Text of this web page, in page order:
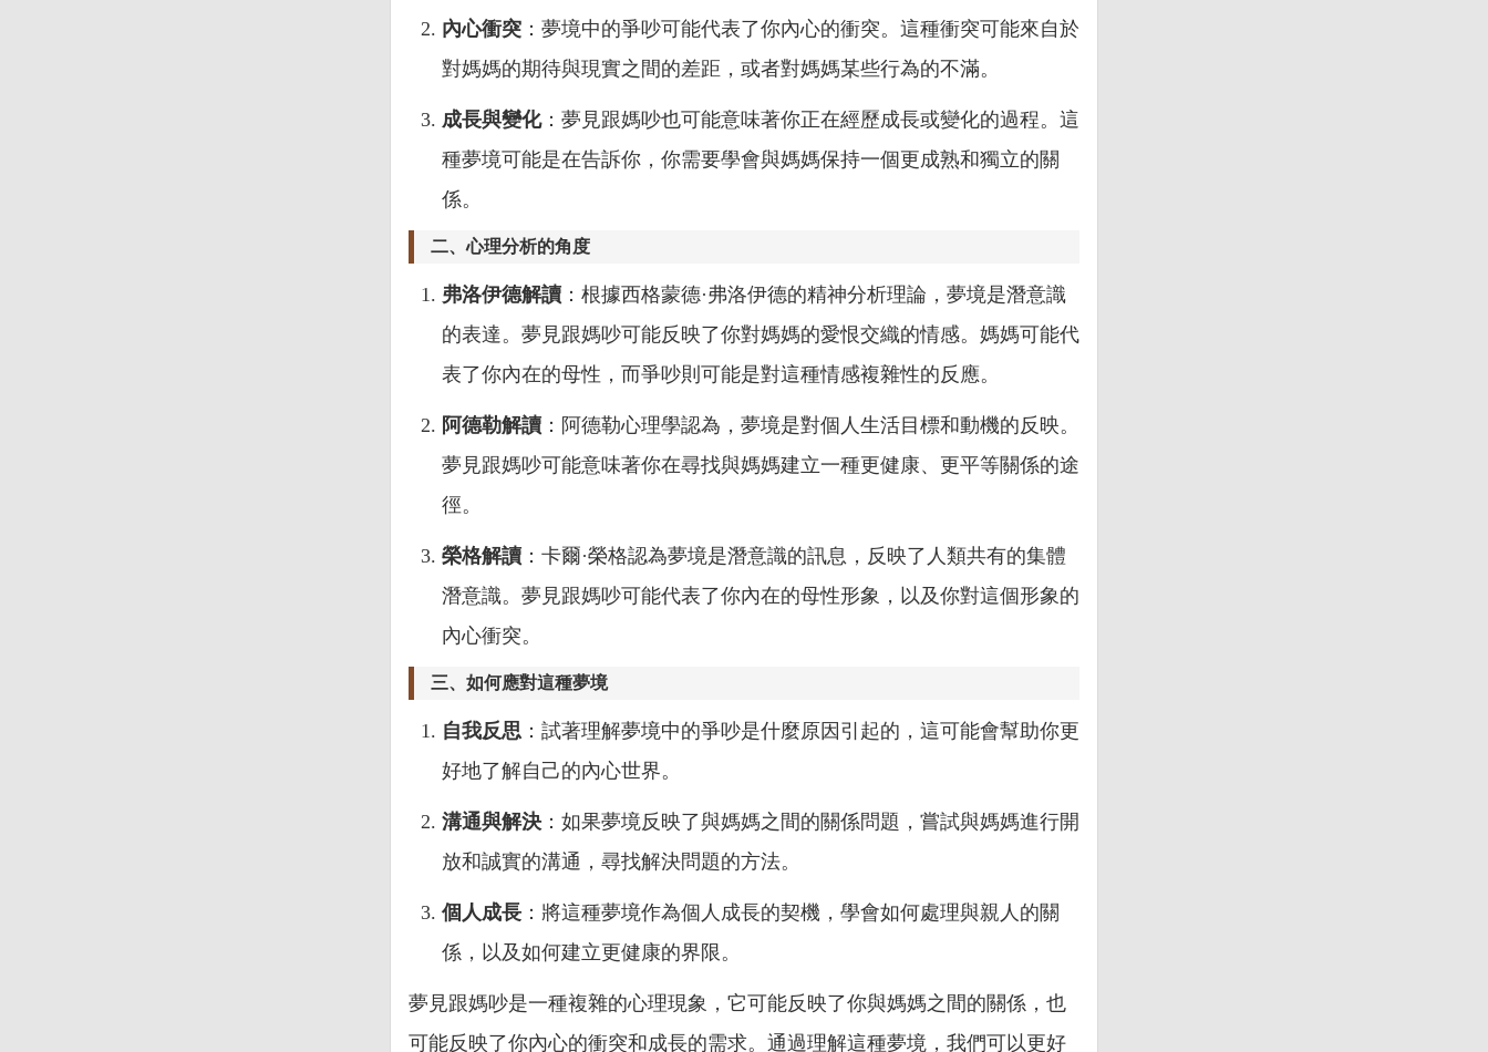
內心衝突 ：夢境中的爭吵可能代表了你內心的衝突。這種衝突可能來自於
對媽媽的期待與現實之間的差距，或者對媽媽某些行為的不滿。
成長與變化：夢見跟媽吵也可能意味著你正在經歷成長或變化的過程。這
種夢境可能是在告訴你，你需要學會與媽媽保持一個更成熟和獨立的關
係。
二、心理分析的角度
弗洛伊德解讀 ：根據西格蒙德·弗洛伊德的精神分析理論，夢境是潛意識
的表達。夢見跟媽吵可能反映了你對媽媽的愛恨交織的情感。媽媽可能代
表了你內在的母性，而爭吵則可能是對這種情感複雜性的反應。
阿德勒解讀 ：阿德勒心理學認為，夢境是對個人生活目標和動機的反映。
夢見跟媽吵可能意味著你在尋找與媽媽建立一種更健康、更平等關係的途
徑。
榮格解讀 ：卡爾·榮格認為夢境是潛意識的訊息，反映了人類共有的集體
潛意識。夢見跟媽吵可能代表了你內在的母性形象，以及你對這個形象的
內心衝突。
三、如何應對這種夢境
自我反思 ：試著理解夢境中的爭吵是什麼原因引起的，這可能會幫助你更
好地了解自己的內心世界。
溝通與解決 ：如果夢境反映了與媽媽之間的關係問題，嘗試與媽媽進行開
放和誠實的溝通，尋找解決問題的方法。
個人成長 ：將這種夢境作為個人成長的契機，學會如何處理與親人的關
係，以及如何建立更健康的界限。
夢見跟媽吵是一種複雜的心理現象，它可能反映了你與媽媽之間的關係，也
可能反映了你內心的衝突和成長的需求。通過理解這種夢境，我們可以更好